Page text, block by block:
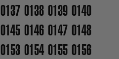
0137 0138 0139 0140
0145 0146 0147 0148
0153 0154 0155 0156